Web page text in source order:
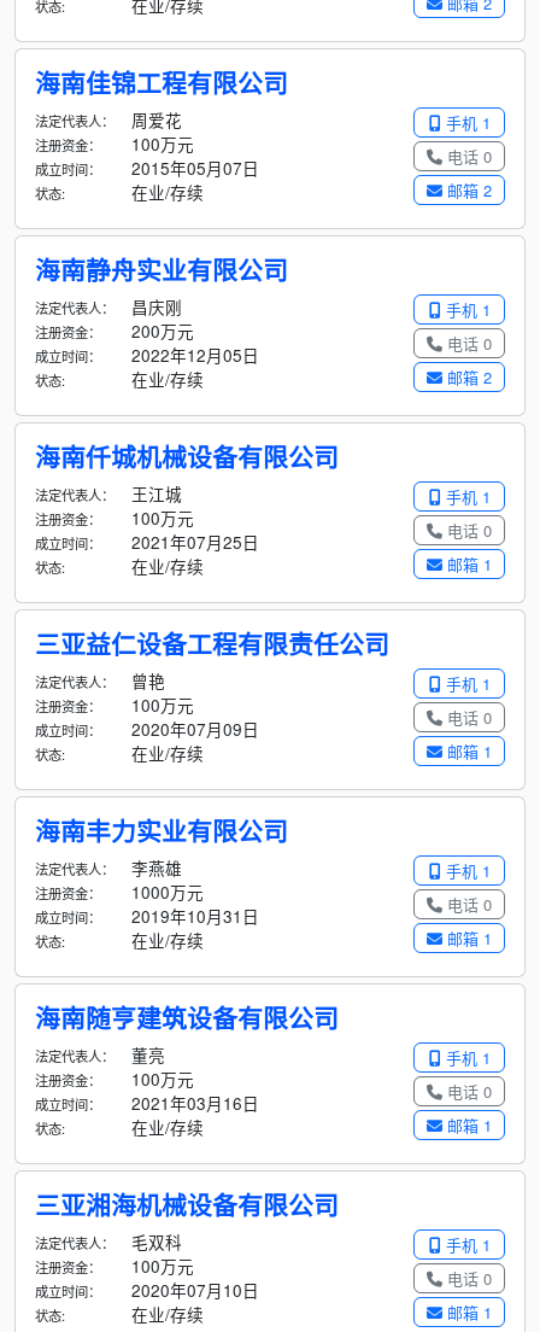
状态: 在业/存续
海南佳锦工程有限公司
手机 1
电话 0
邮箱 2
法定代表人： 周爱花
注册资金： 100万元
成立时间： 2015年05月07日
状态: 在业/存续
海南静舟实业有限公司
手机 1
电话 0
邮箱 2
法定代表人： 昌庆刚
注册资金： 200万元
成立时间： 2022年12月05日
状态: 在业/存续
海南仟城机械设备有限公司
手机 1
电话 0
邮箱 1
法定代表人： 王江城
注册资金： 100万元
成立时间： 2021年07月25日
状态: 在业/存续
三亚益仁设备工程有限责任公司
手机 1
电话 0
邮箱 1
法定代表人： 曾艳
注册资金： 100万元
成立时间： 2020年07月09日
状态: 在业/存续
海南丰力实业有限公司
手机 1
电话 0
邮箱 1
法定代表人： 李燕雄
注册资金： 1000万元
成立时间： 2019年10月31日
状态: 在业/存续
海南随亨建筑设备有限公司
手机 1
电话 0
邮箱 1
法定代表人： 董亮
注册资金： 100万元
成立时间： 2021年03月16日
状态: 在业/存续
三亚湘海机械设备有限公司
手机 1
电话 0
邮箱 1
法定代表人： 毛双科
注册资金： 100万元
成立时间： 2020年07月10日
状态: 在业/存续